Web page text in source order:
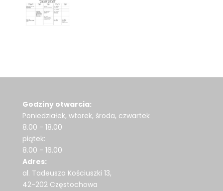
Godziny otwarcia:
Poniedziałek, wtorek, środa, czwartek
8.00 - 18.00
piątek:
8.00 - 16.00
Adres:
al. Tadeusza Kościuszki 13,
42-202 Częstochowa